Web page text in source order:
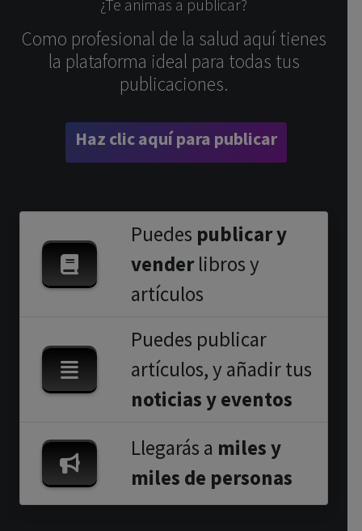
¿Te animas a publicar?
Como profesional de la salud aquí tienes
la plataforma ideal para todas tus
publicaciones.
Haz clic aquí para publicar
Puedes publicar y
venderlibros y
artículos
Puedes publicar
artículos, y añadir tus
noticias y eventos
Llegarás a miles y
miles de personas